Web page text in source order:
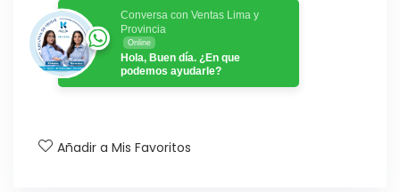
Conversa con Ventas Lima y
Provincia
Online
Hola, Buen día. ¿En que
podemos ayudarle?
Añadir a Mis Favoritos